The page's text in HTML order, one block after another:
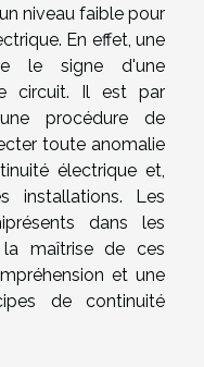
niveau faible pour
En effet, une
le signe d'une
circuit. Il est par
procédure de
toute anomalie
électrique et,
installations. Les
dans les
la maîtrise de ces
et une
de continuité